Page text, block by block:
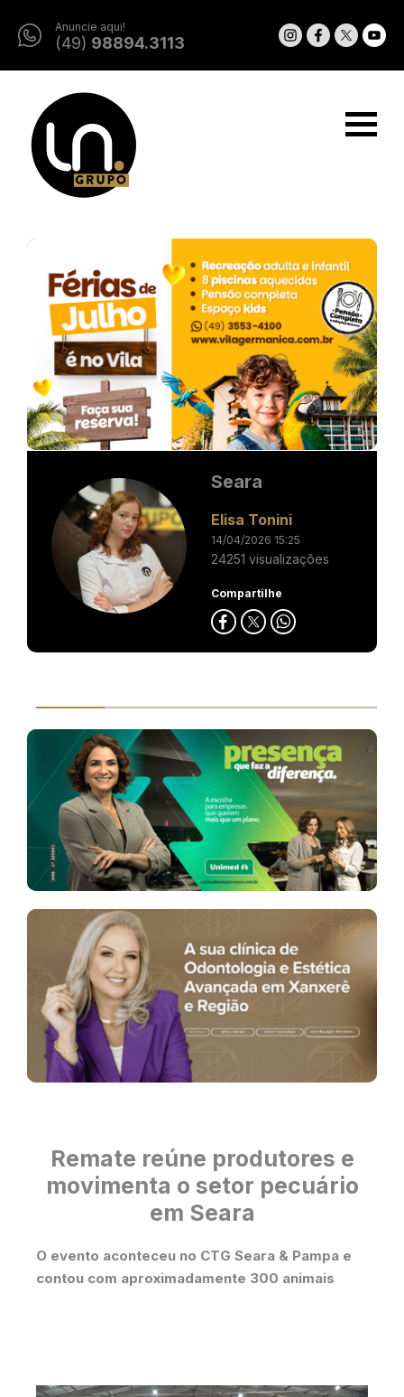
Anuncie aqui!
(49) 98894.3113
Seara
Elisa Tonini
14/04/2026 15:25
24251 visualizações
Compartilhe
Remate reúne produtores e
movimenta o setor pecuário
em Seara
O evento aconteceu no CTG Seara & Pampa e
contou com aproximadamente 300 animais